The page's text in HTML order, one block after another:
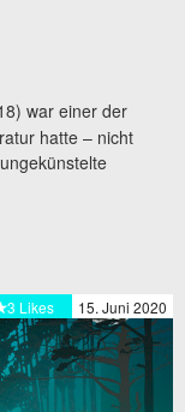
war einer der
hatte – nicht
15. Juni 2020
3 Likes